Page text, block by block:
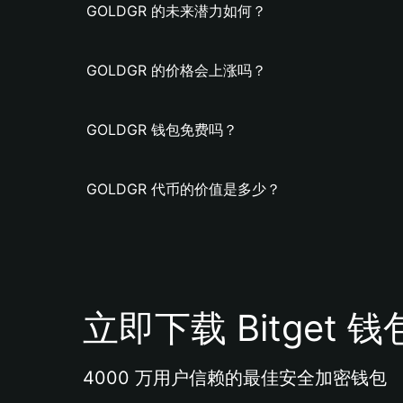
GOLDGR 的未来潜力如何？
GOLDGR 的价格会上涨吗？
GOLDGR 钱包免费吗？
GOLDGR 代币的价值是多少？
立即下载 Bitget 钱
4000 万用户信赖的最佳安全加密钱包